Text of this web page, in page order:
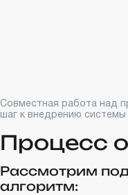
Совместная работа над
шаг к внедрению системы
Процесс
Рассмотрим
алгоритм: